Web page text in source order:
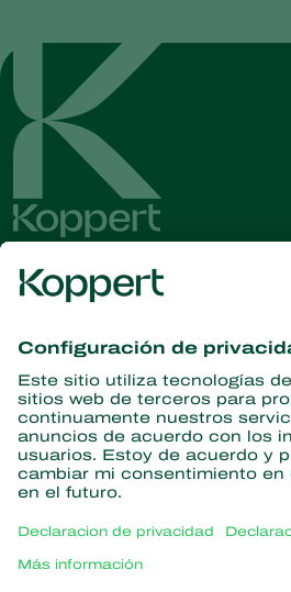
información
Suscríbase
Partners with Nature
Avispas parasitoides
Acerca de Koppert